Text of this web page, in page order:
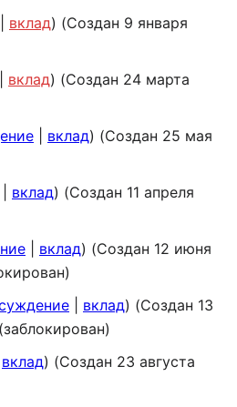
вклад
(Создан 9 января
вклад
(Создан 24 марта
вклад (Создан 25 мая
вклад (Создан 11 апреля
вклад (Создан 12 июня
вклад (Создан 13
вклад (Создан 23 августа